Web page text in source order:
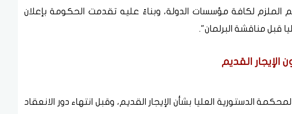
الملزم لكافة مؤسسات الدولة، وبناءً عليه تقدمت الحكومة بإعلان
قبل مناقشة البرلمان".
القديم
الدستورية العليا بشأن الإيجار القديم، وقبل انتهاء دور الانعقاد